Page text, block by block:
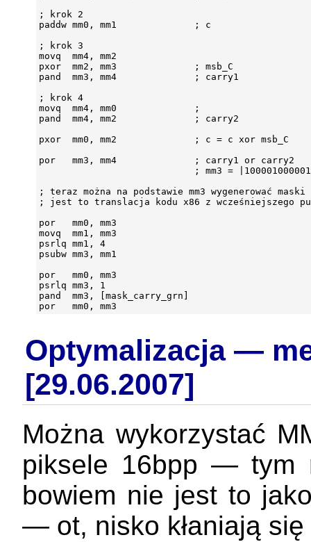
; krok 2
paddw mm0, mm1              ; c
; krok 3
movq  mm4, mm2
pxor  mm2, mm3              ; msb_C
pand  mm3, mm4              ; carry1
; krok 4
movq  mm4, mm0              ;
pand  mm4, mm2              ; carry2
pxor  mm0, mm2              ; c = c xor msb_C
por   mm3, mm4              ; carry1 or carry2
; mm3 =
; teraz można na podstawie mm3 wygenerować maski
; jest to translacja kodu x86 z wcześniejszego
por   mm0, mm3
movq  mm1, mm3
psrlq mm1, 4
psubw mm3, mm1
por   mm0, mm3
psrlq mm3, 1
pand  mm3, [mask_carry_grn]
Optymalizacja —
[29.06.2007]
Można wykorzystać
piksele 16bpp — tym
bowiem nie jest to
— ot, nisko kłaniają